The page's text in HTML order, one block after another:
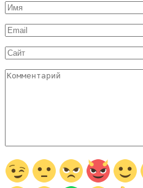
Имя
*
Email
*
Сайт
Комментарий